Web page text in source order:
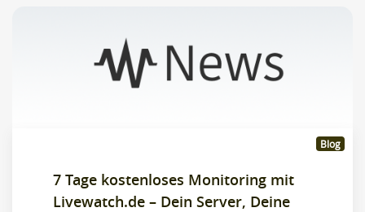
Blog
7 Tage kostenloses Monitoring mit
Livewatch.de – Dein Server, Deine